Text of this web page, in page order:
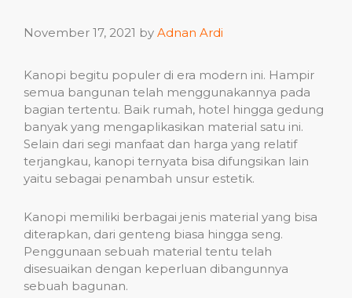
November 17, 2021 by Adnan Ardi
Kanopi begitu populer di era modern ini. Hampir
semua bangunan telah menggunakannya pada
bagian tertentu. Baik rumah, hotel hingga gedung
banyak yang mengaplikasikan material satu ini.
Selain dari segi manfaat dan harga yang relatif
terjangkau, kanopi ternyata bisa difungsikan lain
yaitu sebagai penambah unsur estetik.
Kanopi memiliki berbagai jenis material yang bisa
diterapkan, dari genteng biasa hingga seng.
Penggunaan sebuah material tentu telah
disesuaikan dengan keperluan dibangunnya
sebuah bagunan.